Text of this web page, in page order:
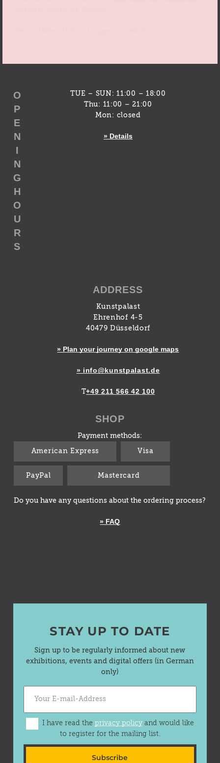
O
P
E
N
I
N
G
H
O
U
R
S
TUE – SUN: 11:00 – 18:00
Thu: 11:00 – 21:00
Mon: closed
» Details
ADDRESS
Kunstpalast
Ehrenhof 4-5
40479 Düsseldorf
» Plan your journey on google maps
» info@kunstpalast.de
T+49 211 566 42 100
SHOP
Payment methods:
American Express Visa
PayPal Mastercard
Do you have any questions about the ordering process?
» FAQ
STAY UP TO DATE
Sign up to be regularly informed about new
exhibitions, events and digital offers (in German
only)
I have read the privacy policyand would like
to register for the mailing list.
Subscribe